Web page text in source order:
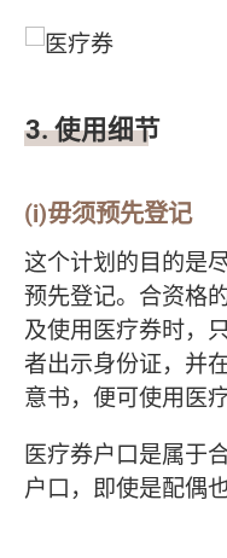
3. 使用细节
(i)毋须预先登记
这个计划的目的是
预先登记。合资格
及使用医疗券时，
者出示身份证，并
意书，便可使用医疗
医疗券户口是属于
户口，即使是配偶